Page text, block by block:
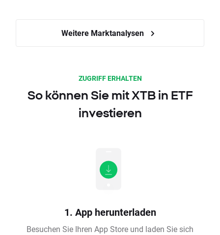
Weitere Marktanalysen
ZUGRIFF ERHALTEN
So können Sie mit XTB in ETF
investieren
1. App herunterladen
Besuchen Sie Ihren App Store und laden Sie sich